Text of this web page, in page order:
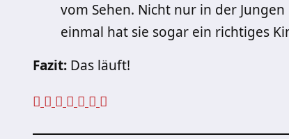
vom Sehen. Nicht nur in der
einmal hat sie sogar ein richtiges
Fazit: Das läuft!